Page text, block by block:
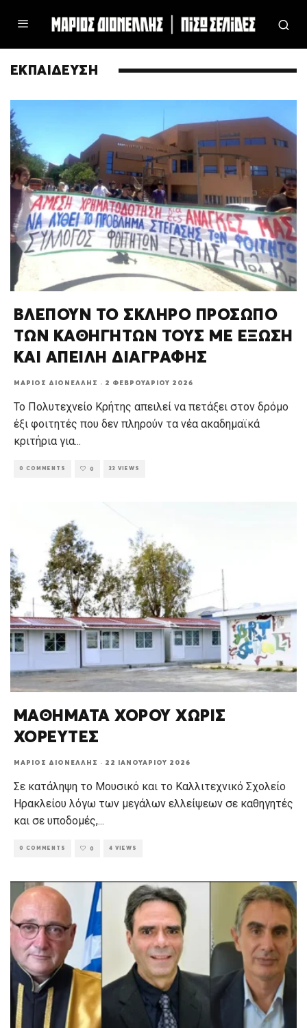
ΕΚΠΑΙΔΕΥΣΗ
ΒΛΕΠΟΥΝ ΤΟ ΣΚΛΗΡΟ ΠΡΟΣΩΠΟ
ΤΩΝ ΚΑΘΗΓΗΤΩΝ ΤΟΥΣ ΜΕ ΕΞΩΣΗ
ΚΑΙ ΑΠΕΙΛΗ ΔΙΑΓΡΑΦΗΣ
ΜΆΡΙΟΣ ΔΙΟΝΈΛΛΗΣ · 2 ΦΕΒΡΟΥΑΡΊΟΥ 2026
Το Πολυτεχνείο Κρήτης απειλεί να πετάξει στον δρόμο
έξι φοιτητές που δεν πληρούν τα νέα ακαδημαϊκά
κριτήρια για...
0 COMMENTS 0 33 VIEWS
ΜΑΘΗΜΑΤΑ ΧΟΡΟΥ ΧΩΡΙΣ
ΧΟΡΕΥΤΕΣ
ΜΆΡΙΟΣ ΔΙΟΝΈΛΛΗΣ · 22 ΙΑΝΟΥΑΡΊΟΥ 2026
Σε κατάληψη το Μουσικό και το Καλλιτεχνικό Σχολείο
Ηρακλείου λόγω των μεγάλων ελλείψεων σε καθηγητές
και σε υποδομές,...
0 COMMENTS 0 4 VIEWS